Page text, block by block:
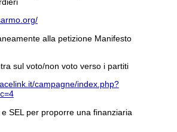
alla petizione Manifesto
sul voto/non voto verso i partiti
campagne/index.php?
SEL per proporre una finanziaria